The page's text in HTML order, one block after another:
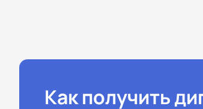
Как получить